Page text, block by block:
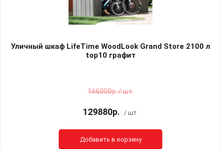
Уличный шкаф LifeTime WoodLook Grand Store 2100 л
top10 графит
166000р. / шт.
129880р. / шт.
Добавить в корзину